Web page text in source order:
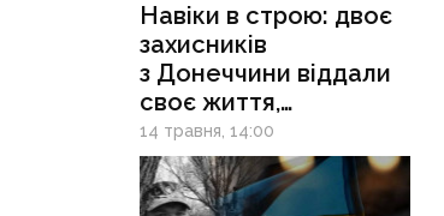
Навіки в строю: двоє
захисників
з Донеччини віддали
своє життя,
обороняючи країну
14 травня, 14:00